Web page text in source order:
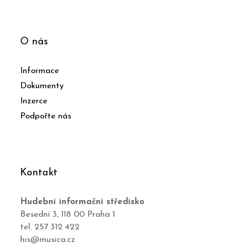
O nás
Informace
Dokumenty
Inzerce
Podpořte nás
Kontakt
Hudební informační středisko
Besední 3, 118 00 Praha 1
tel. 257 312 422
his@musica.cz